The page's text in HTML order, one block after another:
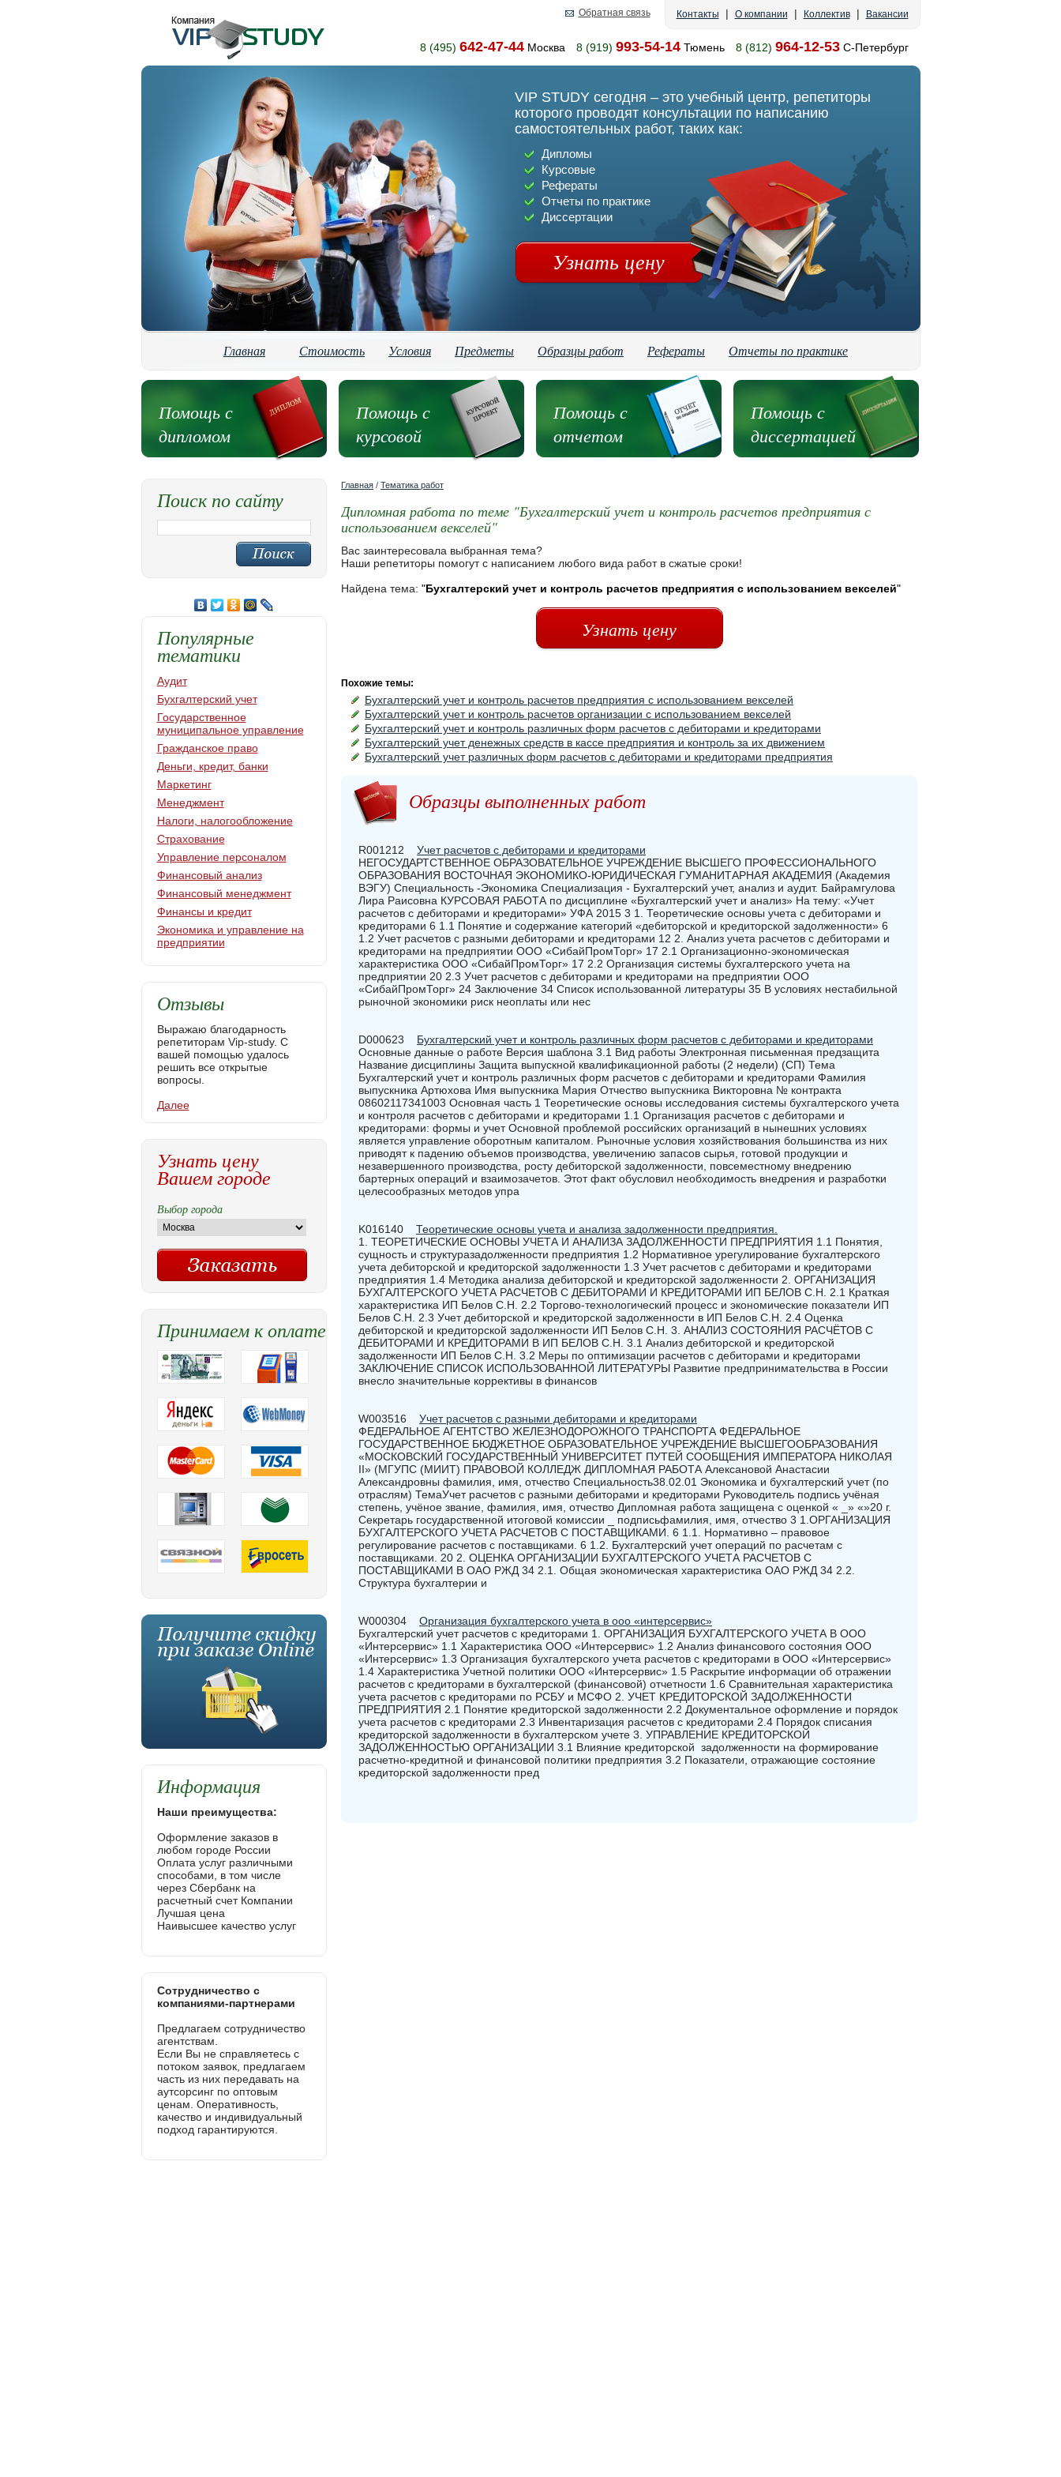
Контакты | О компании | Коллектив| Вакансии
Обратная связь
8 (495) 642-47-44Москва 8 (919) 993-54-14Тюмень 8 (812) 964-12-53С-Петербург
VIP STUDY сегодня – это учебный центр, репетиторы
которого проводят консультации по написанию
самостоятельных работ, таких как:
Дипломы
Курсовые
Рефераты
Отчеты по практике
Диссертации
Узнать цену
Главная Стоимость Условия Предметы Образцы работ Рефераты Отчеты по практике
Помощь с
дипломом
Помощь с
курсовой
Помощь с
отчетом
Помощь с
диссертацией
Главная / Тематика работ
Дипломная работа по теме "Бухгалтерский учет и контроль расчетов предприятия с
использованием векселей"
Вас заинтересовала выбранная тема?
Наши репетиторы помогут с написанием любого вида работ в сжатые сроки!
Найдена тема: "Бухгалтерский учет и контроль расчетов предприятия с использованием векселей"
Узнать цену
Похожие темы:
Бухгалтерский учет и контроль расчетов предприятия с использованием векселей
Бухгалтерский учет и контроль расчетов организации с использованием векселей
Бухгалтерский учет и контроль различных форм расчетов с дебиторами и кредиторами
Бухгалтерский учет денежных средств в кассе предприятия и контроль за их движением
Бухгалтерский учет различных форм расчетов с дебиторами и кредиторами предприятия
Образцы выполненных работ
R001212 Учет расчетов с дебиторами и кредиторами
НЕГОСУДАРТСТВЕННОЕ ОБРАЗОВАТЕЛЬНОЕ УЧРЕЖДЕНИЕ ВЫСШЕГО ПРОФЕССИОНАЛЬНОГО
ОБРАЗОВАНИЯ ВОСТОЧНАЯ ЭКОНОМИКО-ЮРИДИЧЕСКАЯ ГУМАНИТАРНАЯ АКАДЕМИЯ (Академия
ВЭГУ) Специальность -Экономика Специализация - Бухгалтерский учет, анализ и аудит. Байрамгулова
Лира Раисовна КУРСОВАЯ РАБОТА по дисциплине «Бухгалтерский учет и анализ» На тему: «Учет
расчетов с дебиторами и кредиторами» УФА 2015 3 1. Теоретические основы учета с дебиторами и
кредиторами 6 1.1 Понятие и содержание категорий «дебиторской и кредиторской задолженности» 6
1.2 Учет расчетов с разными дебиторами и кредиторами 12 2. Анализ учета расчетов с дебиторами и
кредиторами на предприятии ООО «СибайПромТорг» 17 2.1 Организационно-экономическая
характеристика ООО «СибайПромТорг» 17 2.2 Организация системы бухгалтерского учета на
предприятии 20 2.3 Учет расчетов с дебиторами и кредиторами на предприятии ООО
«СибайПромТорг» 24 Заключение 34 Список использованной литературы 35 В условиях нестабильной
рыночной экономики риск неоплаты или нес
D000623 Бухгалтерский учет и контроль различных форм расчетов с дебиторами и кредиторами
Основные данные о работе Версия шаблона 3.1 Вид работы Электронная письменная предзащита
Название дисциплины Защита выпускной квалификационной работы (2 недели) (СП) Тема
Бухгалтерский учет и контроль различных форм расчетов с дебиторами и кредиторами Фамилия
выпускника Артюхова Имя выпускника Мария Отчество выпускника Викторовна № контракта
08602117341003 Основная часть 1 Теоретические основы исследования системы бухгалтерского учета
и контроля расчетов с дебиторами и кредиторами 1.1 Организация расчетов с дебиторами и
кредиторами: формы и учет Основной проблемой российских организаций в нынешних условиях
является управление оборотным капиталом. Рыночные условия хозяйствования большинства из них
приводят к падению объемов производства, увеличению запасов сырья, готовой продукции и
незавершенного производства, росту дебиторской задолженности, повсеместному внедрению
бартерных операций и взаимозачетов. Этот факт обусловил необходимость внедрения и разработки
целесообразных методов упра
K016140 Теоретические основы учета и анализа задолженности предприятия.
1. ТЕОРЕТИЧЕСКИЕ ОСНОВЫ УЧЕТА И АНАЛИЗА ЗАДОЛЖЕННОСТИ ПРЕДПРИЯТИЯ 1.1 Понятия,
сущность и структуразадолженности предприятия 1.2 Нормативное урегулирование бухгалтерского
учета дебиторской и кредиторской задолженности 1.3 Учет расчетов с дебиторами и кредиторами
предприятия 1.4 Методика анализа дебиторской и кредиторской задолженности 2. ОРГАНИЗАЦИЯ
БУХГАЛТЕРСКОГО УЧЕТА РАСЧЕТОВ С ДЕБИТОРАМИ И КРЕДИТОРАМИ ИП БЕЛОВ С.Н. 2.1 Краткая
характеристика ИП Белов С.Н. 2.2 Торгово-технологический процесс и экономические показатели ИП
Белов С.Н. 2.3 Учет дебиторской и кредиторской задолженности в ИП Белов С.Н. 2.4 Оценка
дебиторской и кредиторской задолженности ИП Белов С.Н. 3. АНАЛИЗ СОСТОЯНИЯ РАСЧЁТОВ С
ДЕБИТОРАМИ И КРЕДИТОРАМИ В ИП БЕЛОВ С.Н. 3.1 Анализ дебиторской и кредиторской
задолженности ИП Белов С.Н. 3.2 Меры по оптимизации расчетов с дебиторами и кредиторами
ЗАКЛЮЧЕНИЕ СПИСОК ИСПОЛЬЗОВАННОЙ ЛИТЕРАТУРЫ Развитие предпринимательства в России
внесло значительные коррективы в финансов
W003516 Учет расчетов с разными дебиторами и кредиторами
ФЕДЕРАЛЬНОЕ АГЕНТСТВО ЖЕЛЕЗНОДОРОЖНОГО ТРАНСПОРТА ФЕДЕРАЛЬНОЕ
ГОСУДАРСТВЕННОЕ БЮДЖЕТНОЕ ОБРАЗОВАТЕЛЬНОЕ УЧРЕЖДЕНИЕ ВЫСШЕГООБРАЗОВАНИЯ
«МОСКОВСКИЙ ГОСУДАРСТВЕННЫЙ УНИВЕРСИТЕТ ПУТЕЙ СООБЩЕНИЯ ИМПЕРАТОРА НИКОЛАЯ
II» (МГУПС (МИИТ) ПРАВОВОЙ КОЛЛЕДЖ ДИПЛОМНАЯ РАБОТА Алексановой Анастасии
Александровны фамилия, имя, отчество Специальность38.02.01 Экономика и бухгалтерский учет (по
отраслям) ТемаУчет расчетов с разными дебиторами и кредиторами Руководитель подпись учёная
степень, учёное звание, фамилия, имя, отчество Дипломная работа защищена с оценкой « _» «»20 г.
Секретарь государственной итоговой комиссии _ подписьфамилия, имя, отчество 3 1.ОРГАНИЗАЦИЯ
БУХГАЛТЕРСКОГО УЧЕТА РАСЧЕТОВ С ПОСТАВЩИКАМИ. 6 1.1. Нормативно – правовое
регулирование расчетов с поставщиками. 6 1.2. Бухгалтерский учет операций по расчетам с
поставщиками. 20 2. ОЦЕНКА ОРГАНИЗАЦИИ БУХГАЛТЕРСКОГО УЧЕТА РАСЧЕТОВ С
ПОСТАВЩИКАМИ В ОАО РЖД 34 2.1. Общая экономическая характеристика ОАО РЖД 34 2.2.
Структура бухгалтерии и
W000304 Организация бухгалтерского учета в ооо «интерсервис»
Бухгалтерский учет расчетов с кредиторами 1. ОРГАНИЗАЦИЯ БУХГАЛТЕРСКОГО УЧЕТА В ООО
«Интерсервис» 1.1 Характеристика ООО «Интерсервис» 1.2 Анализ финансового состояния ООО
«Интерсервис» 1.3 Организация бухгалтерского учета расчетов с кредиторами в ООО «Интерсервис»
1.4 Характеристика Учетной политики ООО «Интерсервис» 1.5 Раскрытие информации об отражении
расчетов с кредиторами в бухгалтерской (финансовой) отчетности 1.6 Сравнительная характеристика
учета расчетов с кредиторами по РСБУ и МСФО 2. УЧЕТ КРЕДИТОРСКОЙ ЗАДОЛЖЕННОСТИ
ПРЕДПРИЯТИЯ 2.1 Понятие кредиторской задолженности 2.2 Документальное оформление и порядок
учета расчетов с кредиторами 2.3 Инвентаризация расчетов с кредиторами 2.4 Порядок списания
кредиторской задолженности в бухгалтерском учете 3. УПРАВЛЕНИЕ КРЕДИТОРСКОЙ
ЗАДОЛЖЕННОСТЬЮ ОРГАНИЗАЦИИ 3.1 Влияние кредиторской задолженности на формирование
расчетно-кредитной и финансовой политики предприятия 3.2 Показатели, отражающие состояние
кредиторской задолженности пред
Поиск по сайту
Популярные
тематики
Аудит
Бухгалтерский учет
Государственное
муниципальное управление
Гражданское право
Деньги, кредит, банки
Маркетинг
Менеджмент
Налоги, налогообложение
Страхование
Управление персоналом
Финансовый анализ
Финансовый менеджмент
Финансы и кредит
Экономика и управление на
предприятии
Отзывы
Выражаю благодарность
репетиторам Vip-study. С
вашей помощью удалось
решить все открытые
вопросы.
Далее
Узнать цену
Вашем городе
Выбор города
Принимаем к оплате
Информация
Наши преимущества:
Оформление заказов в
любом городе России
Оплата услуг различными
способами, в том числе
через Сбербанк на
расчетный счет Компании
Лучшая цена
Наивысшее качество услуг
Сотрудничество с
компаниями-партнерами
Предлагаем сотрудничество
агентствам.
Если Вы не справляетесь с
потоком заявок, предлагаем
часть из них передавать на
аутсорсинг по оптовым
ценам. Оперативность,
качество и индивидуальный
подход гарантируются.